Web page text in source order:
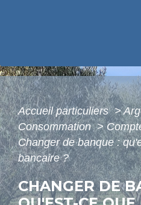
Accueil particuliers>
Consommation>
Changer de banque :
bancaire ?
CHANGER DE